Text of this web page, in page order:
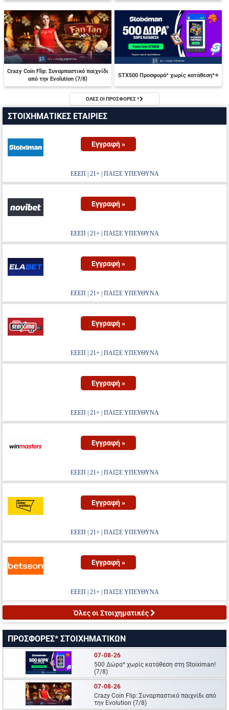
Crazy Coin Flip: Συναρπαστικό παιχνίδι
από την Evolution (7/8)
STX500 Προσφορά* χωρίς κατάθεση*⭐
ΟΛΕΣ ΟΙ ΠΡΟΣΦΟΡΕΣ *
ΣΤΟΙΧΗΜΑΤΙΚΕΣ ΕΤΑΙΡΙΕΣ
Εγγραφή »
ΕΕΕΠ | 21+ | ΠΑΙΞΕ ΥΠΕΥΘΥΝΑ
Εγγραφή »
ΕΕΕΠ | 21+ | ΠΑΙΞΕ ΥΠΕΥΘΥΝΑ
Εγγραφή »
ΕΕΕΠ | 21+ | ΠΑΙΞΕ ΥΠΕΥΘΥΝΑ
Εγγραφή »
ΕΕΕΠ | 21+ | ΠΑΙΞΕ ΥΠΕΥΘΥΝΑ
Εγγραφή »
ΕΕΕΠ | 21+ | ΠΑΙΞΕ ΥΠΕΥΘΥΝΑ
Εγγραφή »
ΕΕΕΠ | 21+ | ΠΑΙΞΕ ΥΠΕΥΘΥΝΑ
Εγγραφή »
ΕΕΕΠ | 21+ | ΠΑΙΞΕ ΥΠΕΥΘΥΝΑ
Εγγραφή »
ΕΕΕΠ | 21+ | ΠΑΙΞΕ ΥΠΕΥΘΥΝΑ
Όλες οι Στοιχηματικές
ΠΡΟΣΦΟΡΕΣ* ΣΤΟΙΧΗΜΑΤΙΚΩΝ
07-08-26
500 Δώρα* χωρίς κατάθεση στη Stoiximan!
(7/8)
07-08-26
Crazy Coin Flip: Συναρπαστικό παιχνίδι από
την Evolution (7/8)